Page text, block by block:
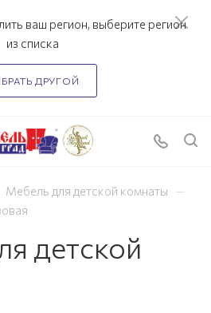
ваш регион, выберите регион
из списка
ДРУГОЙ
Мебель для детской комнаты —
детской